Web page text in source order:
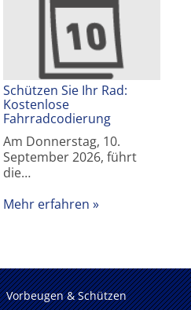
Schützen Sie Ihr Rad:
Kostenlose
Fahrradcodierung
Am Donnerstag, 10.
September 2026, führt
die…
Mehr erfahren
Vorbeugen & Schützen